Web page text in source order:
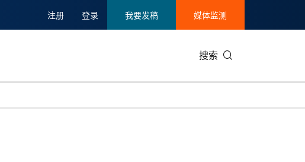
注册 登录 我要发稿 媒体监测
搜索